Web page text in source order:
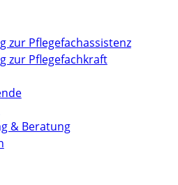
zur Pflegefachassistenz
zur Pflegefachkraft
& Beratung